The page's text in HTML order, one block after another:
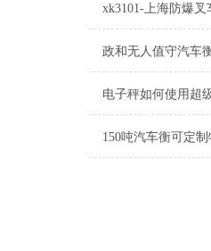
150吨汽车衡可定